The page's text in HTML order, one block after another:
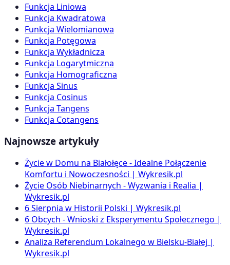
Funkcja Liniowa
Funkcja Kwadratowa
Funkcja Wielomianowa
Funkcja Potęgowa
Funkcja Wykładnicza
Funkcja Logarytmiczna
Funkcja Homograficzna
Funkcja Sinus
Funkcja Cosinus
Funkcja Tangens
Funkcja Cotangens
Najnowsze artykuły
Życie w Domu na Białołęce - Idealne Połączenie
Komfortu i Nowoczesności | Wykresik.pl
Życie Osób Niebinarnych - Wyzwania i Realia |
Wykresik.pl
6 Sierpnia w Historii Polski | Wykresik.pl
6 Obcych - Wnioski z Eksperymentu Społecznego |
Wykresik.pl
Analiza Referendum Lokalnego w Bielsku-Białej |
Wykresik.pl